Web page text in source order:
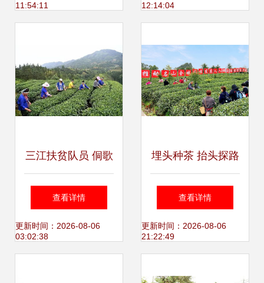
11:54:11
12:14:04
三江扶贫队员 侗歌
传唱新生活，农副
产品畅销路
查看详情
更新时间：2026-08-06
03:02:38
埋头种茶 抬头探路
——四川春茶主产
区走访见闻
查看详情
更新时间：2026-08-06
21:22:49